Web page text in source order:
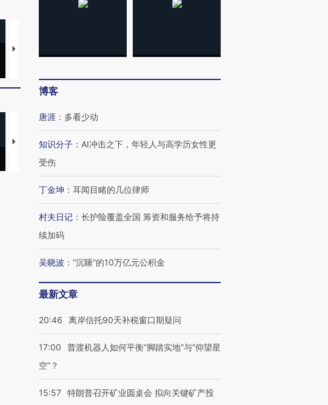
马航飞行员跨国走私7万
【推广】走进第四届链博
【商旅对话】华住集团
博客
唐涯 ： 多看少动
知识分子 ： AI冲击之下，年轻人与高学历女性更
受伤
丁金坤 ： 耳闻目睹的几位律师
村夫日记 ： 长护险覆盖全国 筹资和服务给予将持
续加码
吴晓波 ： “沉睡”的10万亿元公积金
最新文章
20:46 离岸信托90天补税窗口期疑问
17:00
普渡机器人如何平衡“脚踏实地”与“仰望星
空”？
15:57 特朗普召开矿业圆桌会 拟向关键矿产投